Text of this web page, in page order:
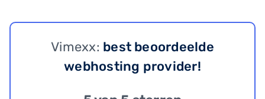
Vimexx: best beoordeelde
webhosting provider!